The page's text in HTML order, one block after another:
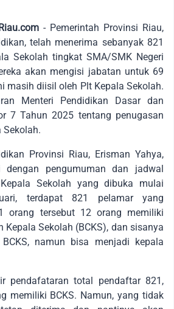
- Pemerintah Provinsi Riau,
telah menerima sebanyak 821
Sekolah tingkat SMA/SMK Negeri
akan mengisi jabatan untuk 69
masih diisil oleh Plt Kepala Sekolah.
Menteri Pendidikan Dasar dan
7 Tahun 2025 tentang penugasan
Sekolah.
Provinsi Riau, Erisman Yahya,
dengan pengumuman dan jadwal
Sekolah yang dibuka mulai
terdapat 821 pelamar yang
orang tersebut 12 orang memiliki
Kepala Sekolah (BCKS), dan sisanya
namun bisa menjadi kepala
pendafataran total pendaftar 821,
memiliki BCKS. Namun, yang tidak